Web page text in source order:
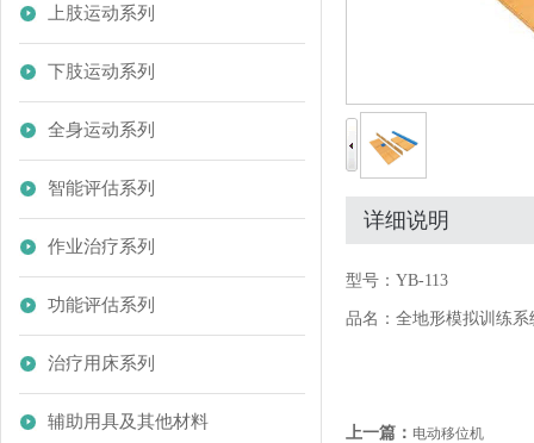
上肢运动系列
下肢运动系列
全身运动系列
智能评估系列
作业治疗系列
功能评估系列
治疗用床系列
辅助用具及其他材料
详细说明
型号：YB-113
品名：全地形模拟训练系
上一篇： 电动移位机